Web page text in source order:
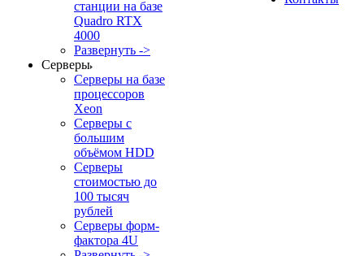
станции на базе
Quadro RTX
4000
Развернуть ->
Серверы
Серверы на базе
процессоров
Xeon
Серверы с
большим
объёмом HDD
Серверы
стоимостью до
100 тысяч
рублей
Серверы форм-
фактора 4U